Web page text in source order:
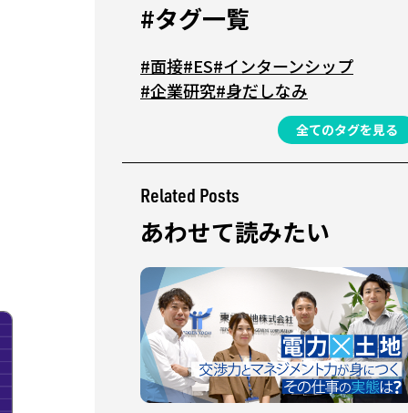
#タグ一覧
#面接#ES#インターンシップ
#企業研究#身だしなみ
全てのタグを見る
Related Posts
あわせて読みたい